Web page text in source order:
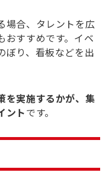
場合、タレントを広
おすすめです。イベ
ぼり、看板などを出
を実施するかが、集
ントです。